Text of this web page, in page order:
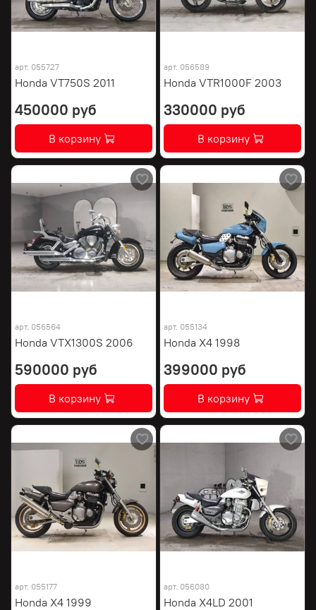
арт. 055727
Honda VT750S 2011
450000 руб
В корзину
арт. 056589
Honda VTR1000F 2003
330000 руб
В корзину
арт. 056564
Honda VTX1300S 2006
590000 руб
В корзину
арт. 055134
Honda X4 1998
399000 руб
В корзину
арт. 055177
Honda X4 1999
арт. 056080
Honda X4LD 2001